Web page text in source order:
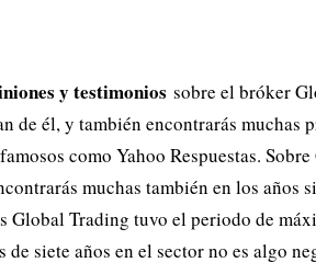
y testimonios sobre el bróker
de él, y también encontrarás muchas
como Yahoo Respuestas.
muchas también en los años
Global Trading tuvo el periodo de
de siete años en el sector no es algo